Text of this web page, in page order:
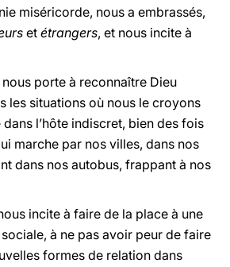
miséricorde, nous a embrassés,
et étrangers, et nous incite à
porte à reconnaître Dieu
les situations où nous le croyons
l’hôte indiscret, bien des fois
marche par nos villes, dans nos
dans nos autobus, frappant à nos
incite à faire de la place à une
à ne pas avoir peur de faire
formes de relation dans